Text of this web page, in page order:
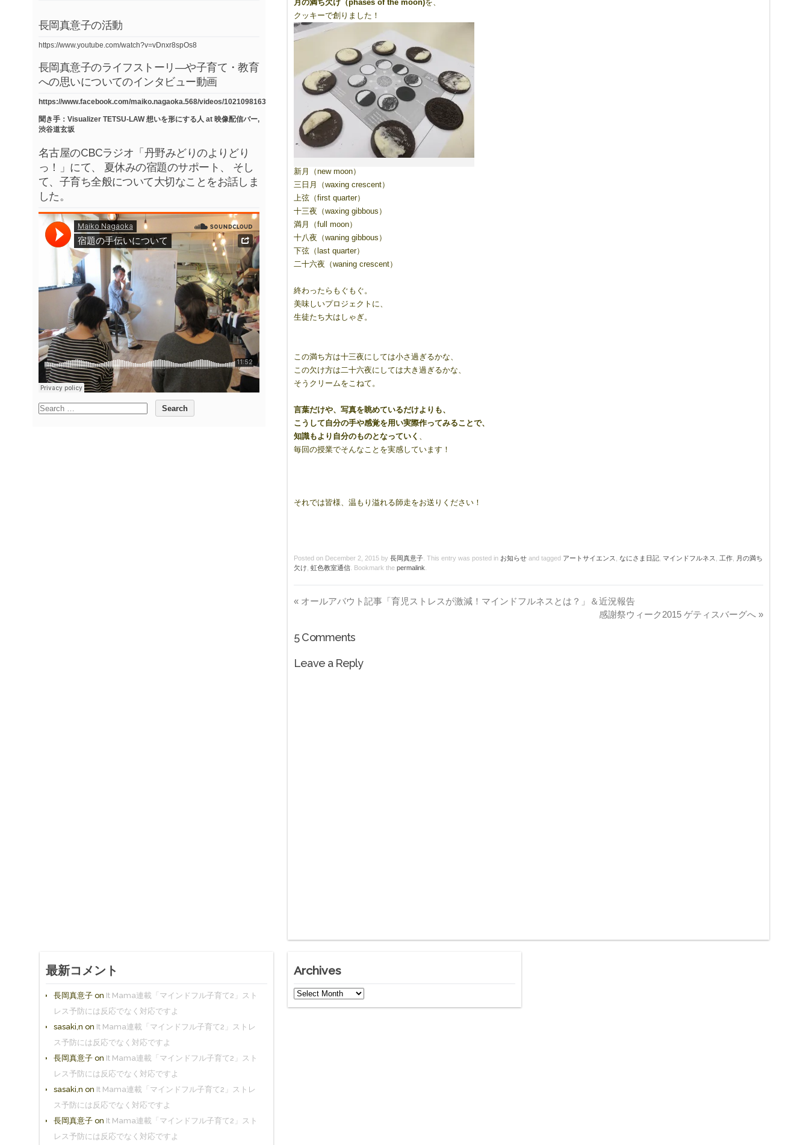
月の満ち欠け（phases of the moon)を、
クッキーで創りました！
新月（new moon）
三日月（waxing crescent）
上弦（first quarter）
十三夜（waxing gibbous）
満月（full moon）
十八夜（waning gibbous）
下弦（last quarter）
二十六夜（waning crescent）
終わったらもぐもぐ。
美味しいプロジェクトに、
生徒たち大はしゃぎ。
この満ち方は十三夜にしては小さ過ぎるかな、
この欠け方は二十六夜にしては大き過ぎるかな、
そうクリームをこねて。
言葉だけや、写真を眺めているだけよりも、
こうして自分の手や感覚を用い実際作ってみることで、
知識もより自分のものとなっていく 、
毎回の授業でそんなことを実感しています！
それでは皆様、温もり溢れる師走をお送りください！
Posted on December 2, 2015 by 長岡真意子 . This entry was posted in お知らせ and tagged アートサイエンス ,なにさま日記 マインドフルネス 工作
月の満ち
欠け ,虹色教室通信 . Bookmark thepermalink
« オールアバウト記事「育児ストレスが激減！マインドフルネスとは？」＆近況報告
感謝祭ウィーク2015 ゲティスバーグへ »
5Comments
Leave a Reply
長岡真意子の活動
https://www.youtube.com/watch?v=vDnxr8spOs8
長岡真意子のライフストーリ―や子育て・教育
への思いについてのインタビュー動画
https://www.facebook.com/maiko.nagaoka.568/videos/10210981638417544/
聞き手：Visualizer TETSU-LAW 想いを形にする人 at 映像配信バー,
渋谷道玄坂
名古屋のCBCラジオ「丹野みどりのよりどり
っ！」にて、 夏休みの宿題のサポート、 そし
て、子育ち全般について大切なことをお話しま
した。
最新コメント
長岡真意子 on It Mama連載「マインドフル子育て2」スト
レス予防には反応でなく対応ですよ
sasaki,n on It Mama連載「マインドフル子育て2」ストレ
ス予防には反応でなく対応ですよ
長岡真意子 on It Mama連載「マインドフル子育て2」スト
レス予防には反応でなく対応ですよ
sasaki,n on It Mama連載「マインドフル子育て2」ストレ
ス予防には反応でなく対応ですよ
長岡真意子 on It Mama連載「マインドフル子育て2」スト
レス予防には反応でなく対応ですよ
Archives